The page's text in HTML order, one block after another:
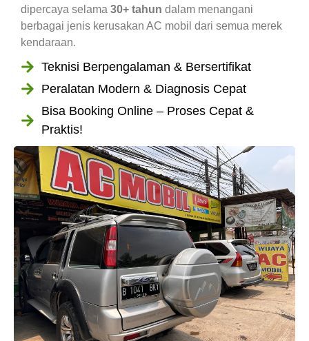
dipercaya selama 30+ tahun dalam menangani
berbagai jenis kerusakan AC mobil dari semua merek
kendaraan.
Teknisi Berpengalaman & Bersertifikat
Peralatan Modern & Diagnosis Cepat
Bisa Booking Online – Proses Cepat &
Praktis!